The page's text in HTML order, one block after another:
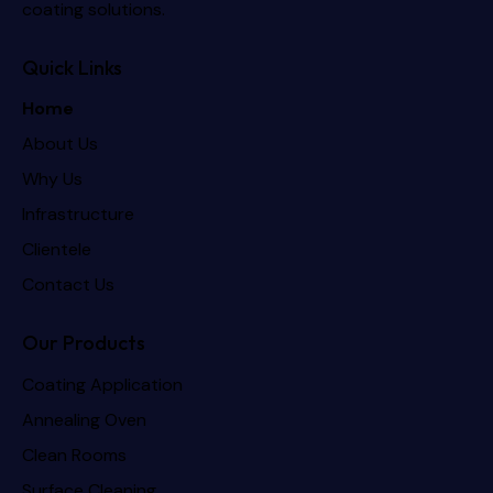
coating solutions.
Quick Links
Home
About Us
Why Us
Infrastructure
Clientele
Contact Us
Our Products
Coating Application
Annealing Oven
Clean Rooms